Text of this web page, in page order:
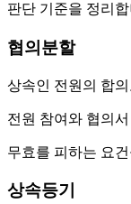
판단 기준을 정리
협의분할
상속인 전원의 합
전원 참여와 협의
무효를 피하는 요
상속등기